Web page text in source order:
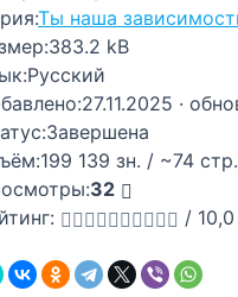
Ты наша
383.2 kB
Русский
27.11.2025 ·
Завершена
199 139 зн. / ~74 стр.
32
/ 10,0